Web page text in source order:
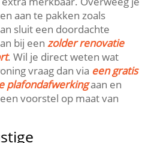
aan te pakken zoals
sluit een doordachte
bij een zolder renovatie
.​ Wil je direct weten wat
vraag dan via een gratis
plafondafwerkingaan en
voorstel op maat van